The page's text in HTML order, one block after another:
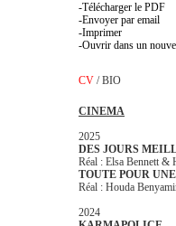
Télécharger le PDF
Envoyer par email
Imprimer
Ouvrir dans un
CV /BIO
CINEMA
2025
DES JOURS
Réal : Elsa Bennett &
TOUTE POUR UNE
Réal : Houda
2024